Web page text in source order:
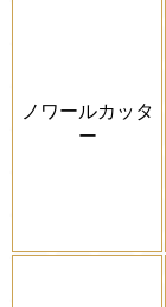
ノワールカッタ
ー